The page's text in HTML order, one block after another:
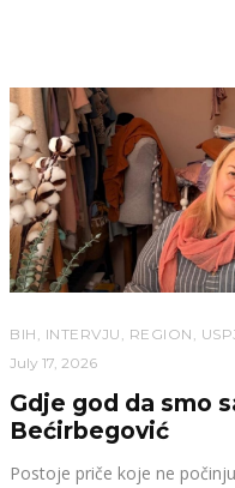
BIH INTERVJU REGION
July 17, 2026
Gdje god da smo
Bećirbegović
Postoje priče koje ne